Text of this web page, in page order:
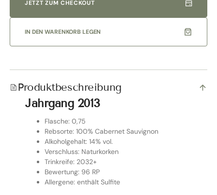
Toscana
|
Fèlsina
Toscana
|
Fèlsina
JETZT ZUM CHECKOUT
IN DEN WARENKORB LEGEN
Produktbeschreibung
Jahrgang 2013
Flasche: 0,75
Rebsorte: 100% Cabernet Sauvignon
Alkoholgehalt: 14% vol.
Verschluss: Naturkorken
Trinkreife: 2032+
Bewertung: 96 RP
Allergene: enthält Sulfite